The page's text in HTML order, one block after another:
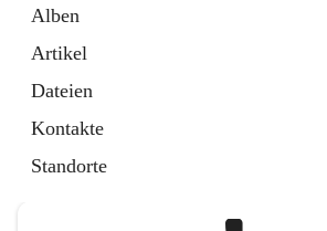
Alben
Artikel
Dateien
Kontakte
Standorte